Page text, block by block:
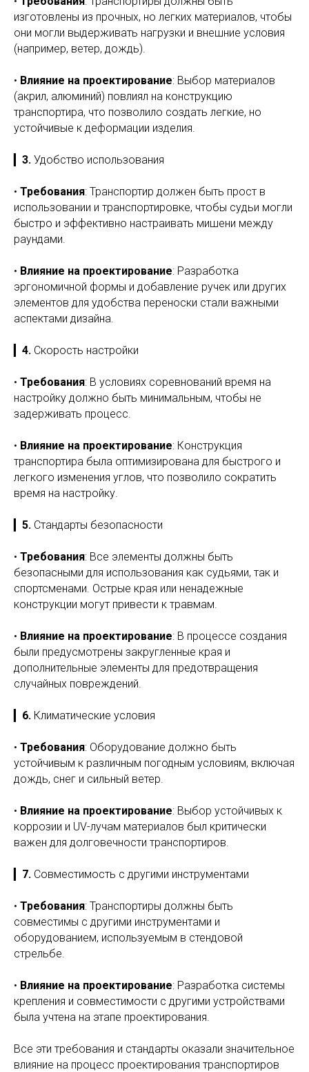
изготовлены из прочных, но легких материалов, чтобы
они могли выдерживать нагрузки и внешние условия
(например, ветер, дождь).
• Влияние на проектирование: Выбор материалов
(акрил, алюминий) повлиял на конструкцию
транспортирa, что позволило создать легкие, но
устойчивые к деформации изделия.
3. Удобство использования
• Требования: Транспортир должен быть прост в
использовании и транспортировке, чтобы судьи могли
быстро и эффективно настраивать мишени между
раундами.
• Влияние на проектирование: Разработка
эргономичной формы и добавление ручек или других
элементов для удобства переноски стали важными
аспектами дизайна.
4. Скорость настройки
• Требования: В условиях соревнований время на
настройку должно быть минимальным, чтобы не
задерживать процесс.
• Влияние на проектирование: Конструкция
транспортирa была оптимизирована для быстрого и
легкого изменения углов, что позволило сократить
время на настройку.
5. Стандарты безопасности
• Требования: Все элементы должны быть
безопасными для использования как судьями, так и
спортсменами. Острые края или ненадежные
конструкции могут привести к травмам.
• Влияние на проектирование: В процессе создания
были предусмотрены закругленные края и
дополнительные элементы для предотвращения
случайных повреждений.
6. Климатические условия
• Требования: Оборудование должно быть
устойчивым к различным погодным условиям, включая
дождь, снег и сильный ветер.
• Влияние на проектирование: Выбор устойчивых к
коррозии и UV-лучам материалов был критически
важен для долговечности транспортиров.
7. Совместимость с другими инструментами
• Требования: Транспортиры должны быть
совместимы с другими инструментами и
оборудованием, используемым в стендовой
стрельбе.
• Влияние на проектирование: Разработка системы
крепления и совместимости с другими устройствами
была учтена на этапе проектирования.
Все эти требования и стандарты оказали значительное
влияние на процесс проектирования транспортиров